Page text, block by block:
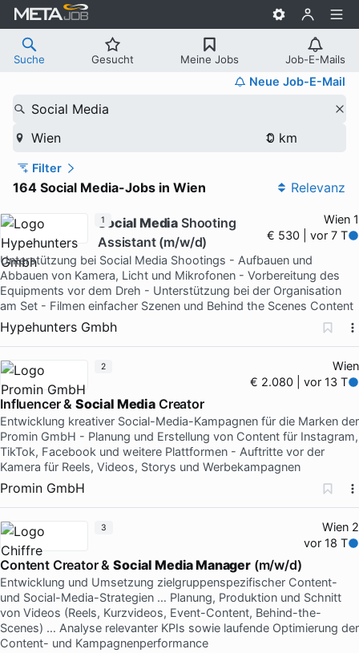
Suche Gesucht Meine Jobs Job-E-Mails
Neue Job-E-Mail
Social Media
Wien
Filter
164 Social Media-Jobs in Wien Relevanz
Wien 1
€ 530 | vor 7 T
Social Media Shooting
Assistant (m/w/d)
Unterstützung bei Social Media Shootings - Aufbauen und
Abbauen von Kamera, Licht und Mikrofonen - Vorbereitung des
Equipments vor dem Dreh - Unterstützung bei der Organisation
am Set - Filmen einfacher Szenen und Behind the Scenes Content
Hypehunters Gmbh
1
Wien
€ 2.080 | vor 13 T
Influencer & Social Media Creator
Entwicklung kreativer Social-Media-Kampagnen für die Marken der
Promin GmbH - Planung und Erstellung von Content für Instagram,
TikTok, Facebook und weitere Plattformen - Auftritte vor der
Kamera für Reels, Videos, Storys und Werbekampagnen
Promin GmbH
2
Wien 2
vor 18 T
Content Creator &Social Media Manager(m/w/d)
Entwicklung und Umsetzung zielgruppenspezifischer Content-
und Social-Media-Strategien … Planung, Produktion und Schnitt
von Videos (Reels, Kurzvideos, Event-Content, Behind-the-
Scenes) … Analyse relevanter KPIs sowie laufende Optimierung der
Content- und Kampagnenperformance
3